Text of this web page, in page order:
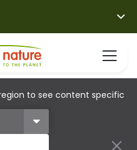
to see content specific